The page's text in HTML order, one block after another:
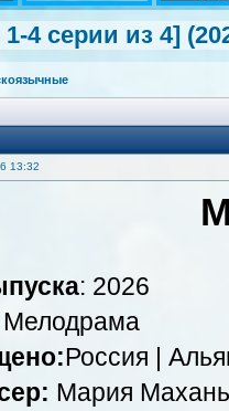
4 серии из 4]
13:32
: 2026
Мелодрама
Россия |
Мария